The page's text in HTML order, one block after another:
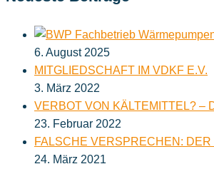
6. August 2025
MITGLIEDSCHAFT IM VDKF E.V.
3. März 2022
VERBOT VON KÄLTEMITTEL? –
23. Februar 2022
FALSCHE VERSPRECHEN:
24. März 2021